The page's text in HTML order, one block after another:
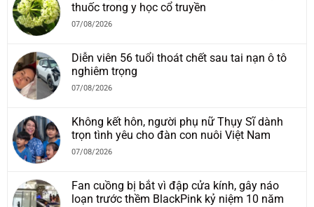
thuốc trong y học cổ truyền
07/08/2026
Diễn viên 56 tuổi thoát chết sau tai nạn ô tô
nghiêm trọng
07/08/2026
Không kết hôn, người phụ nữ Thụy Sĩ dành
trọn tình yêu cho đàn con nuôi Việt Nam
07/08/2026
Fan cuồng bị bắt vì đập cửa kính, gây náo
loạn trước thềm BlackPink kỷ niệm 10 năm